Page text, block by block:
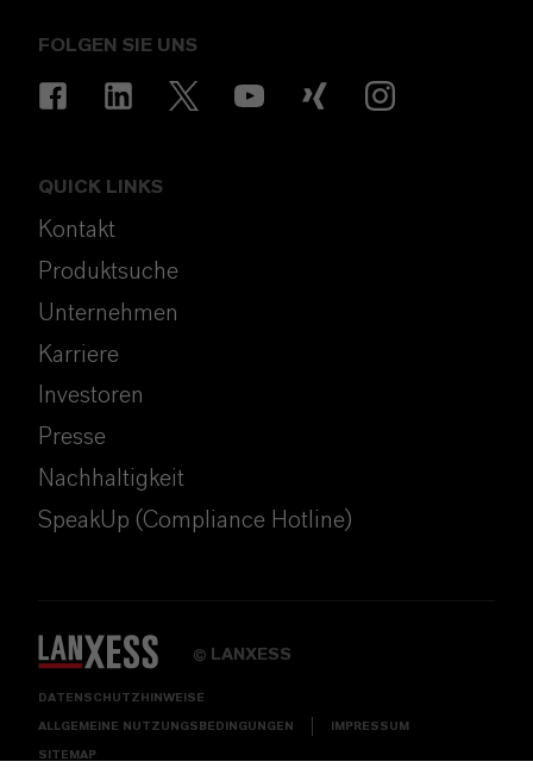
FOLGEN SIE UNS
QUICK LINKS
Kontakt
Produktsuche
Unternehmen
Karriere
Investoren
Presse
Nachhaltigkeit
SpeakUp (Compliance Hotline)
© LANXESS
DATENSCHUTZHINWEISE
ALLGEMEINE NUTZUNGSBEDINGUNGEN IMPRESSUM
SITEMAP